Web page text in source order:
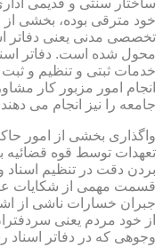
خود مترقی بوده، بخشی از
تخصصی مدنی یعنی دفاتر
محول شده است. دفاتر
خدمات ثبتی و تنظیم و
انجام امور مزبور کار
جامعه را نیز انجام می
واگذاری بخشی از امور
تعهدات توسط قوه
بردن دقت در تنظیم
قسمت مهمی از شکایات
جبران خسارات ناشی از
از خود مردم یعنی
وجوهی که در دفاتر